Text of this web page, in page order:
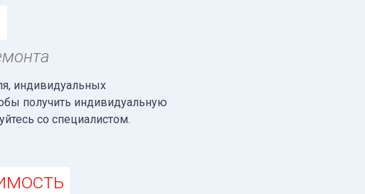
индивидуальных
получить индивидуальную
со специалистом.